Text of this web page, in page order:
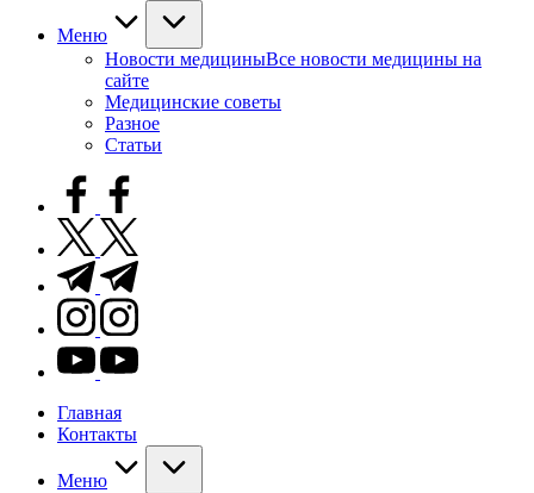
Меню
Новости медициныВсе новости медицины на
сайте
Медицинские советы
Разное
Статьи
facebook.com
twitter.com
t.me
instagram.com
youtube.com
Главная
Контакты
Меню